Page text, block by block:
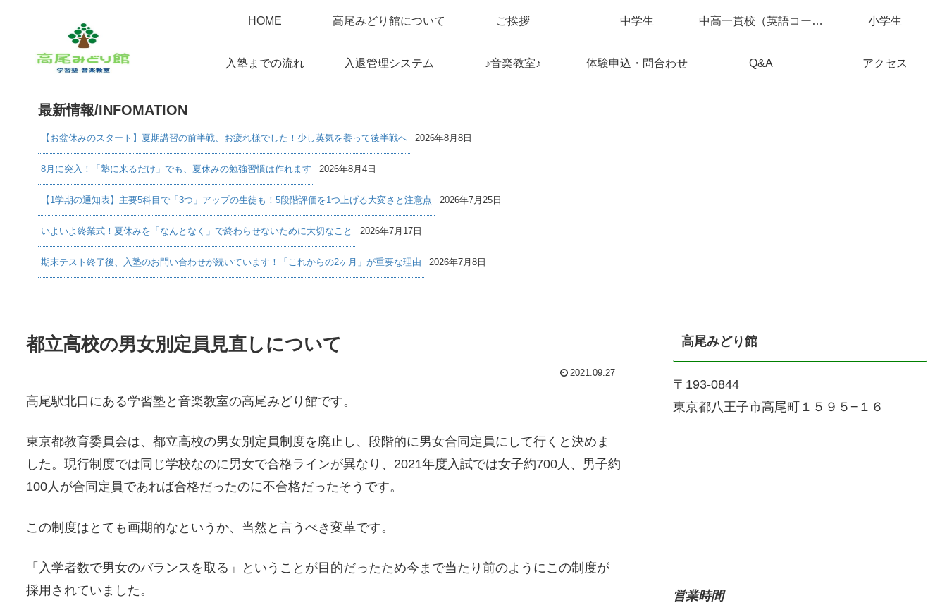
HOME 高尾みどり館について ご挨拶 中学生 中高一貫校（英語コース） 小学生
入塾までの流れ 入退管理システム ♪音楽教室♪ 体験申込・問合わせ Q&A アクセス
最新情報/INFOMATION
【お盆休みのスタート】夏期講習の前半戦、お疲れ様でした！少し英気を養って後半戦へ 2026年8月8日
8月に突入！「塾に来るだけ」でも、夏休みの勉強習慣は作れます 2026年8月4日
【1学期の通知表】主要5科目で「3つ」アップの生徒も！5段階評価を1つ上げる大変さと注意点 2026年7月25日
いよいよ終業式！夏休みを「なんとなく」で終わらせないために大切なこと 2026年7月17日
期末テスト終了後、入塾のお問い合わせが続いています！「これからの2ヶ月」が重要な理由 2026年7月8日
都立高校の男女別定員見直しについて
2021.09.27
高尾駅北口にある学習塾と音楽教室の高尾みどり館です。
東京都教育委員会は、都立高校の男女別定員制度を廃止し、段階的に男女合同定員にして行くと決めま
した。現行制度では同じ学校なのに男女で合格ラインが異なり、2021年度入試では女子約700人、男子約
100人が合同定員であれば合格だったのに不合格だったそうです。
この制度はとても画期的なというか、当然と言うべき変革です。
「入学者数で男女のバランスを取る」ということが目的だったため今まで当たり前のようにこの制度が
採用されていました。
高尾みどり館
〒193-0844
東京都八王子市高尾町１５９５−１６
営業時間